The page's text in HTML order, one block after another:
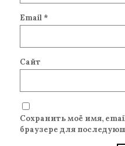
Email *
Сайт
Сохранить моё имя,
браузере для